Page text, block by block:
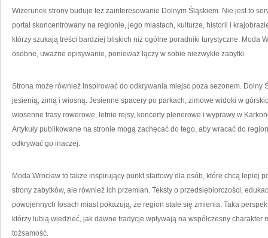
Wizerunek strony buduje też zainteresowanie Dolnym Śląskiem. Nie jest to
portal skoncentrowany na regionie, jego miastach, kulturze, historii i
którzy szukają treści bardziej bliskich niż ogólne poradniki turystyczne. Moda
osobne, uważne opisywanie, ponieważ łączy w sobie niezwykłe zabytki.
Strona może również inspirować do odkrywania miejsc poza sezonem. Dolny
jesienią, zimą i wiosną. Jesienne spacery po parkach, zimowe widoki w
wiosenne trasy rowerowe, letnie rejsy, koncerty plenerowe i wyprawy w
Artykuły publikowane na stronie mogą zachęcać do tego, aby wracać do
odkrywać go inaczej.
Moda Wrocław to także inspirujący punkt startowy dla osób, które chcą lepiej
strony zabytków, ale również ich przemian. Teksty o przedsiębiorczości,
powojennych losach miast pokazują, że region stale się zmienia. Taka
którzy lubią wiedzieć, jak dawne tradycje wpływają na współczesny
tożsamość.